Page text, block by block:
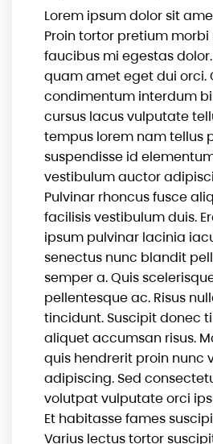
Lorem ipsum dolor sit
Proin tortor pretium morbi
faucibus mi egestas
quam amet eget dui orci.
condimentum interdum
cursus lacus vulputate
tempus lorem nam tellus
suspendisse id
vestibulum auctor
Pulvinar rhoncus fusce
facilisis vestibulum duis.
ipsum pulvinar lacinia
senectus nunc blandit
semper a. Quis
pellentesque ac. Risus
tincidunt. Suscipit donec
aliquet accumsan risus.
quis hendrerit proin nunc
adipiscing. Sed
volutpat vulputate orci
Et habitasse fames
Varius lectus tortor